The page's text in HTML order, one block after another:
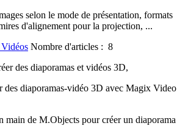
selon le mode de présentation, formats
d'alignement pour la projection, ...
Nombre d'articles : 8
des diaporamas et vidéos 3D,
des diaporamas-vidéo 3D avec Magix Video
main de M.Objects pour créer un diaporama